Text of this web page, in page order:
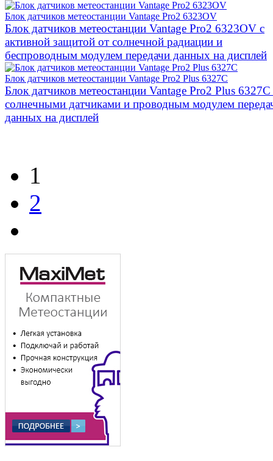
Блок датчиков метеостанции Vantage Pro2 6323OV
Блок датчиков метеостанции Vantage Pro2 6323OV с
активной защитой от солнечной радиации и
беспроводным модулем передачи данных на дисплей
Блок датчиков метеостанции Vantage Pro2 Plus 6327C
Блок датчиков метеостанции Vantage Pro2 Plus 6327C
солнечными датчиками и проводным модулем
данных на дисплей
1
2